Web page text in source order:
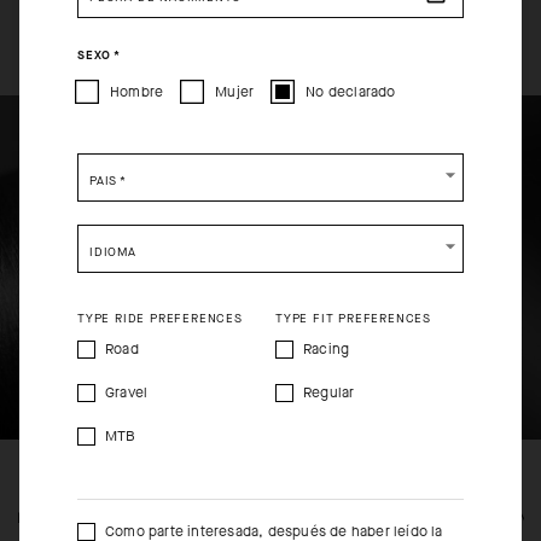
DEL PRODUCTO
FEATURED FABRICS
Please be advised that changing your location while
shopping will remove all contents from shopping bag.
SHIP TO ANOTHER COUNTRY.
SEXO *
Hombre Mujer No declarado
PAÍS *
IDIOMA
TYPE RIDE PREFERENCES
Road
Gravel
MTB
TYPE FIT PREFERENCES
Racing
Regular
Como parte interesada, después de haber leído la